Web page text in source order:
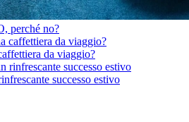
perché no?
da viaggio?
successo estivo